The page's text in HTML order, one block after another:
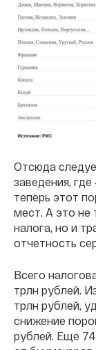
Отсюда
заведения,
теперь этот
мест. А это не
налога, но и
отчетность
Всего
трлн рублей.
трлн рублей,
снижение
рублей. Еще